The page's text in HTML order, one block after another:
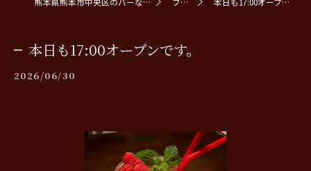
本日も17:00オープンです。
2026/06/30